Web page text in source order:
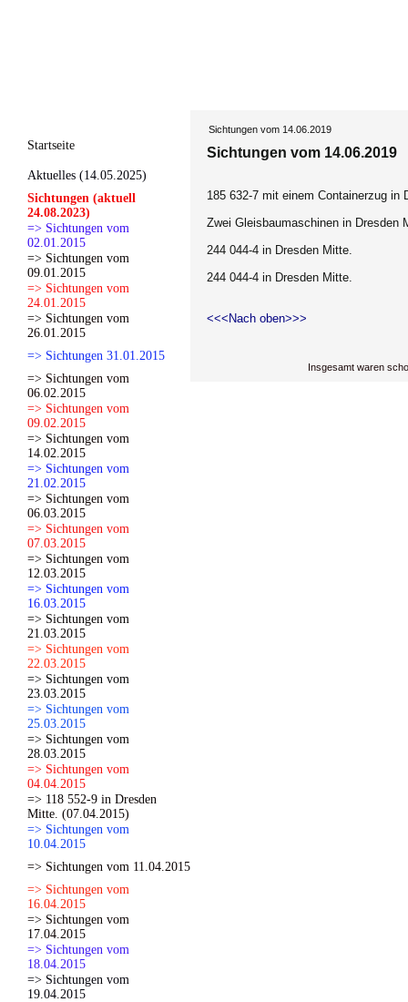
Startseite
Aktuelles (14.05.2025)
Sichtungen (aktuell
24.08.2023)
=> Sichtungen vom
02.01.2015
=> Sichtungen vom
09.01.2015
=> Sichtungen vom
24.01.2015
=> Sichtungen vom
26.01.2015
=> Sichtungen 31.01.2015
=> Sichtungen vom
06.02.2015
=> Sichtungen vom
09.02.2015
=> Sichtungen vom
14.02.2015
=> Sichtungen vom
21.02.2015
=> Sichtungen vom
06.03.2015
=> Sichtungen vom
07.03.2015
=> Sichtungen vom
12.03.2015
=> Sichtungen vom
16.03.2015
=> Sichtungen vom
21.03.2015
=> Sichtungen vom
22.03.2015
=> Sichtungen vom
23.03.2015
=> Sichtungen vom
25.03.2015
=> Sichtungen vom
28.03.2015
=> Sichtungen vom
04.04.2015
=> 118 552-9 in Dresden
Mitte. (07.04.2015)
=> Sichtungen vom
10.04.2015
=> Sichtungen vom 11.04.2015
=> Sichtungen vom
16.04.2015
=> Sichtungen vom
17.04.2015
=> Sichtungen vom
18.04.2015
=> Sichtungen vom
19.04.2015
Sichtungen vom 14.06.2019
Sichtungen vom 14.06.2019
185 632-7 mit einem Containerzug in
Zwei Gleisbaumaschinen in Dresden
244 044-4 in Dresden Mitte.
244 044-4 in Dresden Mitte.
<<<Nach oben>>>
Insgesamt waren